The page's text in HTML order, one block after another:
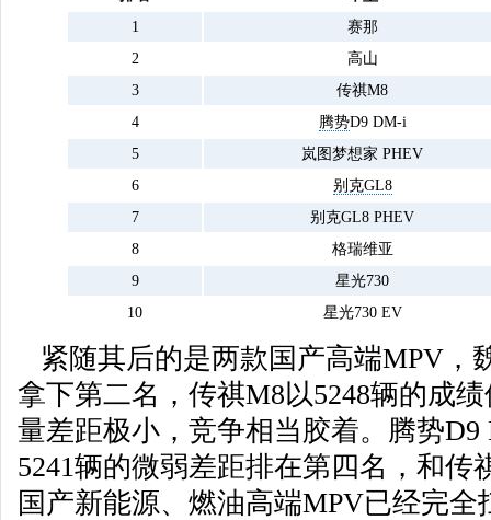
1
赛那
2
高山
3
传祺M8
4
腾势D9 DM-i
5
岚图梦想家 PHEV
6
别克GL8
7
别克GL8 PHEV
8
格瑞维亚
9
星光730
10
星光730 EV
紧随其后的是两款国产高端MPV，
拿下第二名，传祺M8以5248辆的成
量差距极小，竞争相当胶着。腾势
5241辆的微弱差距排在第四名，和传
国产新能源、燃油高端MPV已经完